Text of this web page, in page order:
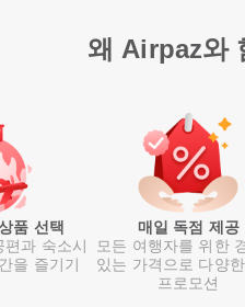
왜 Airpaz와
품 선택
편과 숙소시
을 즐기기
매일 독점 제공
모든 여행자를 위한
있는 가격으로 다양
프로모션